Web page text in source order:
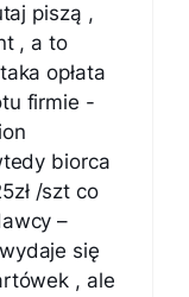
piszą ,
, a to
opłata
firmie -
biorca
/szt co
–
się
, ale